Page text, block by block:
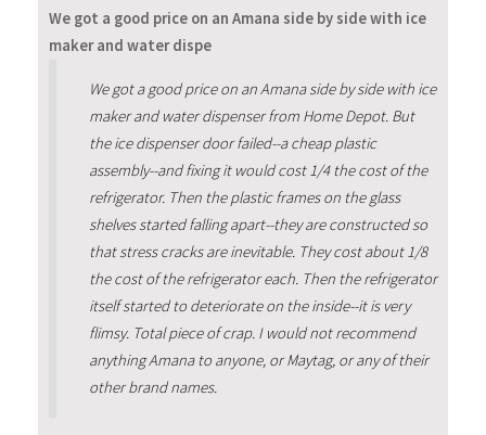
We got a good price on an Amana side by side with ice
maker and water dispe
We got a good price on an Amana side by side with ice
maker and water dispenser from Home Depot. But
the ice dispenser door failed--a cheap plastic
assembly--and fixing it would cost 1/4 the cost of the
refrigerator. Then the plastic frames on the glass
shelves started falling apart--they are constructed so
that stress cracks are inevitable. They cost about 1/8
the cost of the refrigerator each. Then the refrigerator
itself started to deteriorate on the inside--it is very
flimsy. Total piece of crap. I would not recommend
anything Amana to anyone, or Maytag, or any of their
other brand names.